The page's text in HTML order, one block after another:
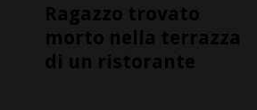
Ragazzo trovato
morto nella terrazza
di un ristorante